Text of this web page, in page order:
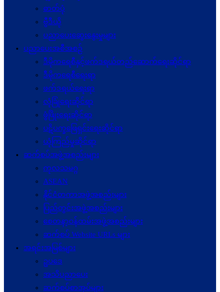
ဓာတ်ပုံ
ဗွီဒီယို
ပညာပေးဆွေးနွေးမှုများ
ပညာပေးအစီအစဉ်
ဒီမိုကရေစီနှင့်ဖက်ဒရယ်တည်ဆောက်ရေးဆိုင်ရာ
ဒီမိုကရေစီရေးရာ
ဖက်ဒရယ်ရေးရာ
လုံခြုံရေးဆိုင်ရာ
ဖွံဖြိုးရေးဆိုင်ရာ
ပဋိပက္ခ‌ဖြေရှင်းရေးဆိုင်ရာ
ယုံကြည်မှုဆိုင်ရာ
ဆက်စပ်အဖွဲ့အစည်းများ
ကုလသမဂ္ဂ
ASEAN
နိုင်ငံတကာအဖွဲ့အစည်းများ
ပြည်တွင်းအဖွဲ့အစည်းများ
စေတနာ့ဝန်ထမ်းအဖွဲ့အစည်းများ
ဆက်စပ် Website URLs များ
အရင်းအမြစ်များ
ဥပဒေ
အသိပညာပေး
ဆက်စပ်စာအုပ်များ